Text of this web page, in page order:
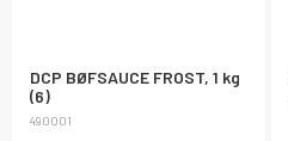
DCP BØFSAUCE FROST, 1 kg
(6)
490001